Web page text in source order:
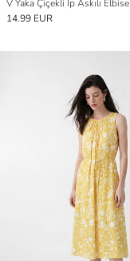
V Yaka Çiçekli İp Askılı Elbise
14.99 EUR